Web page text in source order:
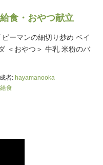
食・おやつ献立
ーマンの細切り炒め ベイ
＜おやつ＞ 牛乳 米粉のバ
者: hayamanooka
食